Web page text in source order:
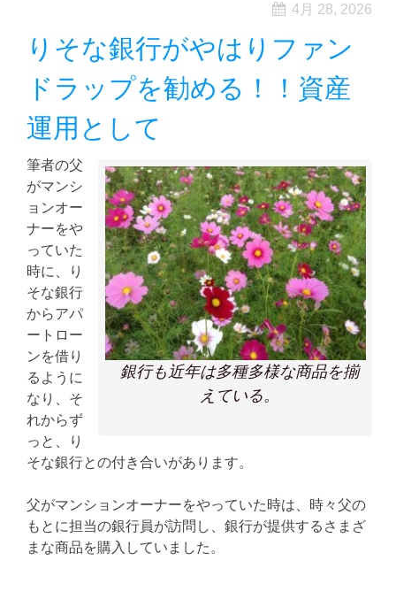
4月 28, 2026
りそな銀行がやはりファン
ドラップを勧める！！資産
運用として
銀行も近年は多種多様な商品を揃
えている。
筆者の父
がマンシ
ョンオー
ナーをや
っていた
時に、り
そな銀行
からアパ
ートロー
ンを借り
るように
なり、そ
れからず
っと、り
そな銀行との付き合いがあります。
父がマンションオーナーをやっていた時は、時々父の
もとに担当の銀行員が訪問し、銀行が提供するさまざ
まな商品を購入していました。